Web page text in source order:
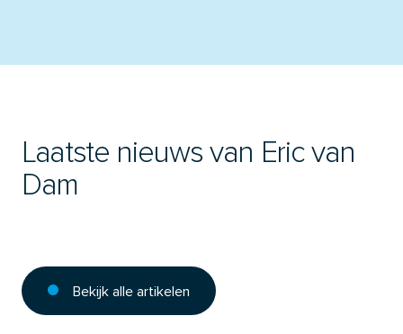
Laatste nieuws van Eric van
Dam
Bekijk alle artikelen